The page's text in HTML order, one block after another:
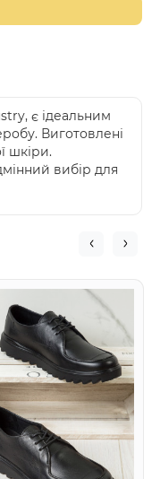
є ідеальним
Виготовлені
шкіри.
вибір для